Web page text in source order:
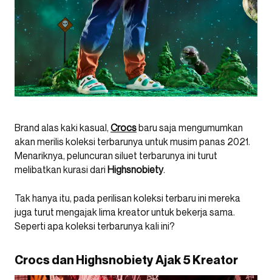
Brand alas kaki kasual, Crocsbaru saja mengumumkan
akan merilis koleksi terbarunya untuk musim panas 2021.
Menariknya, peluncuran siluet terbarunya ini turut
melibatkan kurasi dari Highsnobiety.
Tak hanya itu, pada perilisan koleksi terbaru ini mereka
juga turut mengajak lima kreator untuk bekerja sama.
Seperti apa koleksi terbarunya kali ini?
Crocs dan Highsnobiety Ajak 5 Kreator